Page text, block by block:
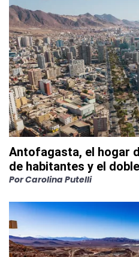
Antofagasta, el hogar
de habitantes y el
PorCarolina Putelli